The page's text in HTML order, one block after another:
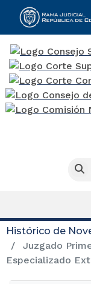
Histórico de
Juzgado
Especializado